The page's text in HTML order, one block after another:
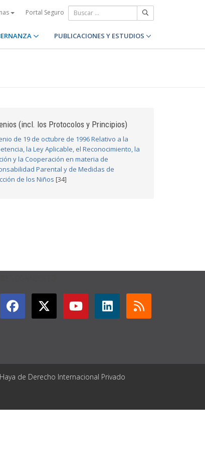
Portal Seguro
PUBLICACIONES Y ESTUDIOS
(incl. los Protocolos y Principios)
de 19 de octubre de 1996 Relativo a la
la Ley Aplicable, el Reconocimiento, la
y la Cooperación en materia de
Parental y de Medidas de
de los Niños [34]
de Derecho Internacional Privado